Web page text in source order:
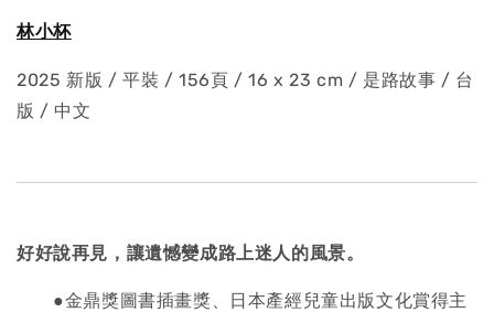
林小杯
2025 新版 / 平裝 / 156頁 / 16 x 23 cm / 是路故事 / 台
版 / 中文
好好說再見， 讓遺憾變成路上迷人的風景。
●金鼎獎圖書插畫獎、日本產經兒童出版文化賞得主